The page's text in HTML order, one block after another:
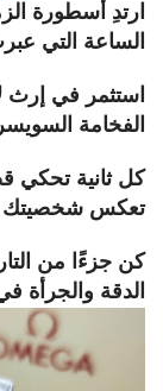
ارتدِ أسطورة
الساعة التي
استثمر في إرث
الفخامة
كل ثانية تحكي
تعكس شخصيتك
كن جزءًا من
الدقة والجرأة